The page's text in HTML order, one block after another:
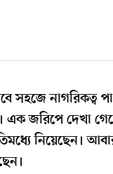
সহজে
জরিপে দেখা
নিয়েছেন।